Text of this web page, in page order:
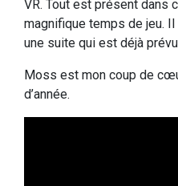
VR. Tout est présent dans
magnifique temps de jeu.
une suite qui est déjà
Moss est mon coup de
d’année.